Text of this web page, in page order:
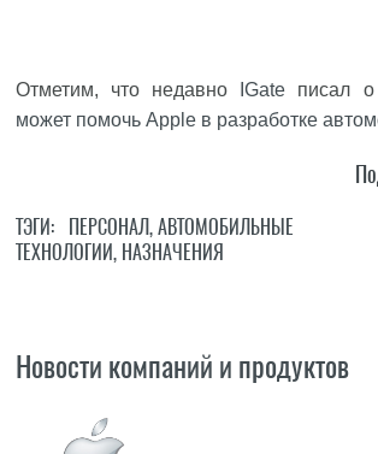
Отметим, что недавно IGate писал
может помочь Apple в разработке
ТЭГИ: ПЕРСОНАЛ,АВТОМОБИЛЬНЫЕ
ТЕХНОЛОГИИ, НАЗНАЧЕНИЯ
Новости компаний и продуктов